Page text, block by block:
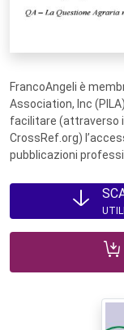
FrancoAngeli è
Association, Inc
facilitare (attraverso
CrossRef.org)
pubblicazioni